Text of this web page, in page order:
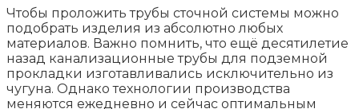
Чтобы проложить трубы сточной системы можно
подобрать изделия из абсолютно любых
материалов. Важно помнить, что ещё десятилетие
назад канализационные трубы для подземной
прокладки изготавливались исключительно из
чугуна. Однако технологии производства
меняются ежедневно и сейчас оптимальным